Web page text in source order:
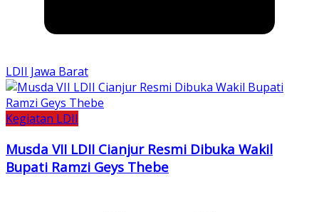
LDII Jawa Barat
Kegiatan LDII
Musda VII LDII Cianjur Resmi Dibuka Wakil
Bupati Ramzi Geys Thebe